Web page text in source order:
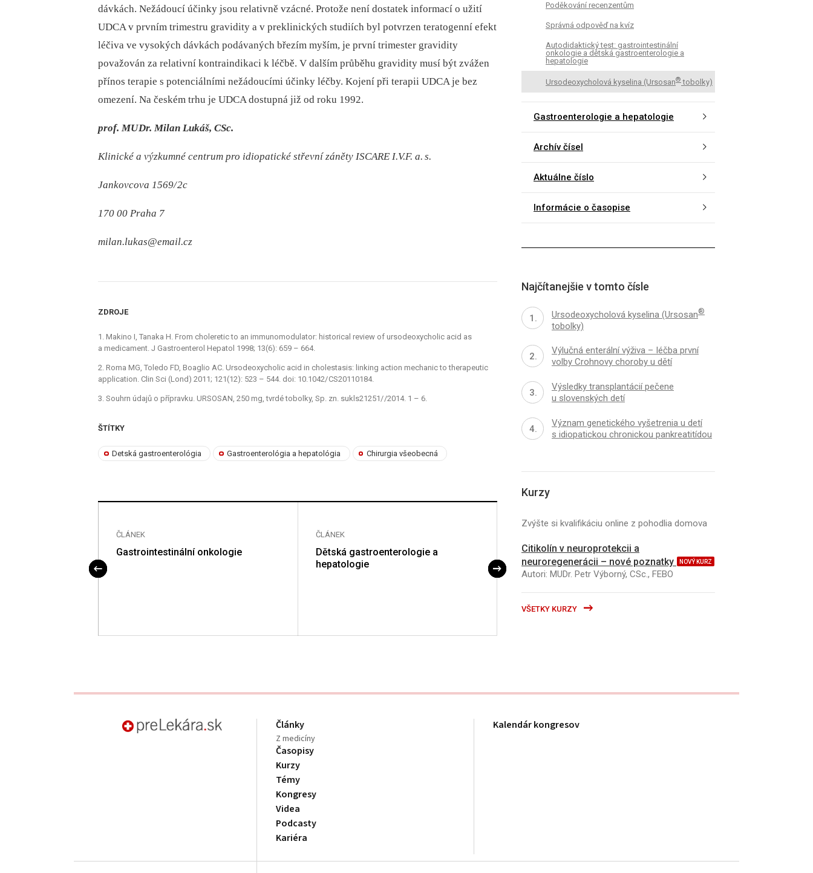
dávkách. Nežádoucí účinky jsou relativně vzácné. Protože není dostatek informací o užití
UDCA v prvním trimestru gravidity a v preklinických studiích byl potvrzen teratogenní efekt
léčiva ve vysokých dávkách podávaných březím myším, je první trimester gravidity
považován za relativní kontraindikaci k léčbě. V dalším průběhu gravidity musí být zvážen
přínos terapie s potenciálními nežádoucími účinky léčby. Kojení při terapii UDCA je bez
omezení. Na českém trhu je UDCA dostupná již od roku 1992.
prof. MUDr. Milan Lukáš, CSc.
Klinické a výzkumné centrum pro idiopatické střevní záněty ISCARE I.V.F. a. s.
Jankovcova 1569/2c
170 00 Praha 7
milan.lukas@email.cz
ZDROJE
1. Makino I, Tanaka H. From choleretic to an immunomodulator: historical review of ursodeoxycholic acid as
a medicament. J Gastroenterol Hepatol 1998; 13(6): 659 –⁠ 664.
2. Roma MG, Toledo FD, Boaglio AC. Ursodeoxycholic acid in cholestasis: linking action mechanic to therapeutic
application. Clin Sci (Lond) 2011; 121(12): 523 –⁠ 544. doi: 10.1042/ CS20110184.
3. Souhrn údajů o přípravku. URSOSAN, 250 mg, tvrdé tobolky, Sp. zn. sukls21251/ /2014. 1 –⁠ 6.
ŠTÍTKY
Detská gastroenterológia Gastroenterológia a hepatológia Chirurgia všeobecná
ČLÁNEK
Gastrointestinální onkologie
ČLÁNEK
Dětská gastroenterologie a
hepatologie
Široká diferenciální dia­gnóza
enteropatie
Poděkování recenzentům
Správná odpověď na kvíz
Autodidaktický test: gastrointestinální
onkologie a dětská gastroenterologie a
hepatologie
Ursodeoxycholová kyselina (Ursosan® tobolky)
Gastroenterologie a hepatologie
Archív čísel
Aktuálne číslo
Informácie o časopise
Najčítanejšie v tomto čísle
Ursodeoxycholová kyselina (Ursosan®
tobolky)
Výlučná enterální výživa – léčba první
volby Crohnovy choroby u dětí
Výsledky transplantácií pečene
u slovenských detí
Význam genetického vyšetrenia u detí
s idiopatickou chronickou pankreatitídou
Kurzy
Zvýšte si kvalifikáciu online z pohodlia domova
Citikolín v neuroprotekcii a
neuroregenerácii – nové poznatky
NOVÝ KURZ
Autori: MUDr. Petr Výborný, CSc., FEBO
VŠETKY KURZY
Články
Z medicíny
Časopisy
Kurzy
Témy
Kongresy
Videa
Podcasty
Kariéra
Kalendár kongresov